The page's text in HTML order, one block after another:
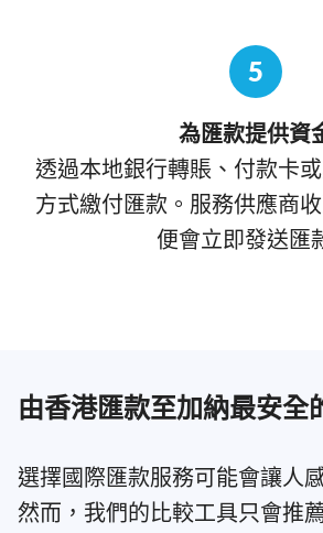
5
為匯款提供資
透過本地銀行轉賬、付款卡
方式繳付匯款。服務供應商
便會立即發送匯
由香港匯款至加納最安全
選擇國際匯款服務可能會讓人
然而，我們的比較工具只會推